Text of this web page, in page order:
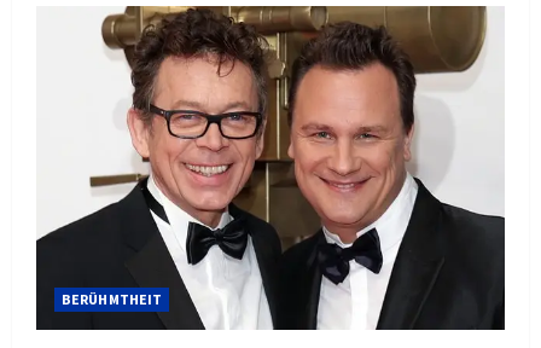
to
Monero:
Der
vollständige
Leitfaden
zum
sicheren
Kryptowährungsaustausch
BERÜHMTHEIT